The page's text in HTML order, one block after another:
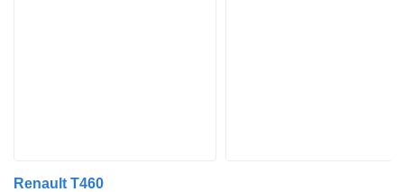
Renault T460